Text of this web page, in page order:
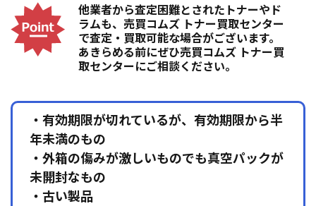
他業者から査定困難とされたトナーやド
ラムも、売買コムズ トナー買取センター
で査定・買取可能な場合がございます。
あきらめる前にぜひ売買コムズ トナー買
取センターにご相談ください。
・有効期限が切れているが、有効期限から半
年未満のもの
・外箱の傷みが激しいものでも真空パックが
未開封なもの
・古い製品